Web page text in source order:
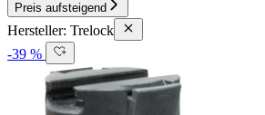
Preis aufsteigend
Hersteller: Trelock
-39 %